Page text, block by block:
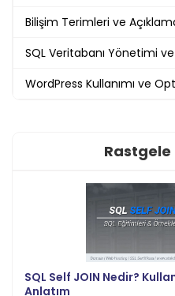
Bilişim Terimleri ve
SQL Veritabanı Yönetimi
WordPress Kullanımı ve
SQL Self JOIN Nedir?
Anlatım